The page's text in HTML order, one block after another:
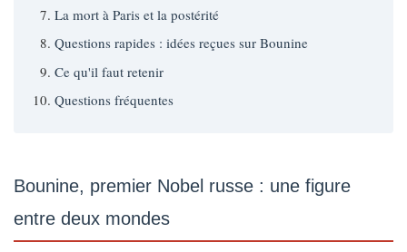
La mort à Paris et la postérité
Questions rapides : idées reçues sur Bounine
Ce qu'il faut retenir
Questions fréquentes
Bounine, premier Nobel russe : une figure
entre deux mondes